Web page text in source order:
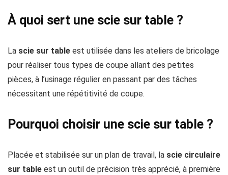
À quoi sert une scie sur table ?
La scie sur table est utilisée dans les ateliers de bricolage
pour réaliser tous types de coupe allant des petites
pièces, à l’usinage régulier en passant par des tâches
nécessitant une répétitivité de coupe.
Pourquoi choisir une scie sur table ?
Placée et stabilisée sur un plan de travail, la scie circulaire
sur table est un outil de précision très apprécié, à première